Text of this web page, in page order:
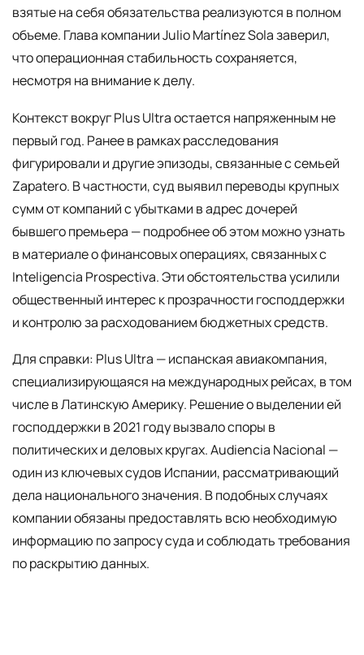
взятые на себя обязательства реализуются в полном
объеме. Глава компании Julio Martínez Sola заверил,
что операционная стабильность сохраняется,
несмотря на внимание к делу.
Контекст вокруг Plus Ultra остается напряженным не
первый год. Ранее в рамках расследования
фигурировали и другие эпизоды, связанные с семьей
Zapatero. В частности, суд выявил переводы крупных
сумм от компаний с убытками в адрес дочерей
бывшего премьера — подробнее об этом можно узнать
в материале о финансовых операциях, связанных с
Inteligencia Prospectiva. Эти обстоятельства усилили
общественный интерес к прозрачности господдержки
и контролю за расходованием бюджетных средств.
Для справки: Plus Ultra — испанская авиакомпания,
специализирующаяся на международных рейсах, в том
числе в Латинскую Америку. Решение о выделении ей
господдержки в 2021 году вызвало споры в
политических и деловых кругах. Audiencia Nacional —
один из ключевых судов Испании, рассматривающий
дела национального значения. В подобных случаях
компании обязаны предоставлять всю необходимую
информацию по запросу суда и соблюдать требования
по раскрытию данных.